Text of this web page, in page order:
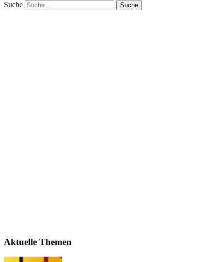
Suche
Aktuelle Themen